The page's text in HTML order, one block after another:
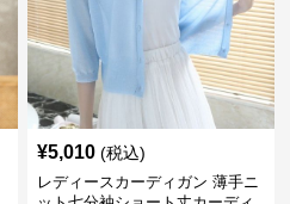
¥5,010 (税込)
レディースカーディガン 薄手ニ